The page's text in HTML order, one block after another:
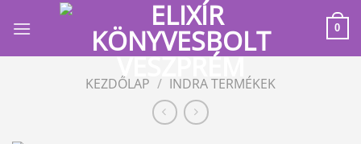
0
KEZDŐLAP / INDRA TERMÉKEK